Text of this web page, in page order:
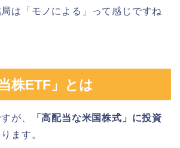
は「モノによる」って感じですね
株ETF」とは
が、
「高配当な米国株式」に投資
ます。